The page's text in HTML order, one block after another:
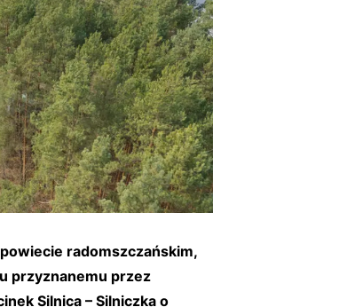
radomszczańskim,
przyznanemu przez
Silnica – Silniczka o